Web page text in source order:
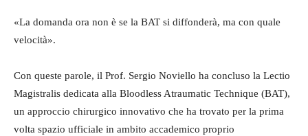
«La domanda ora non è se la BAT si diffonderà, ma con quale
velocità».
Con queste parole, il Prof. Sergio Noviello ha concluso la Lectio
Magistralis dedicata alla Bloodless Atraumatic Technique (BAT),
un approccio chirurgico innovativo che ha trovato per la prima
volta spazio ufficiale in ambito accademico proprio